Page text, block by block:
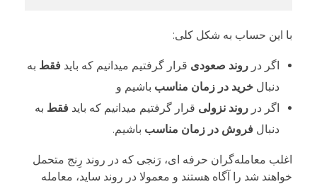
با این حساب به شکل کلی:
اگر در روند صعودی قرار گرفتیم میدانیم که باید فقط به
دنبال خرید در زمان مناسب باشیم و
اگر در روند نزولی قرار گرفتیم میدانیم که باید فقط به
دنبال فروش در زمان مناسب باشیم.
اغلب معامله‌گران حرفه ای، رَنجی که در روند رِنج متحمل
خواهند شد را آگاه هستند و معمولا در روند ساید، معامله